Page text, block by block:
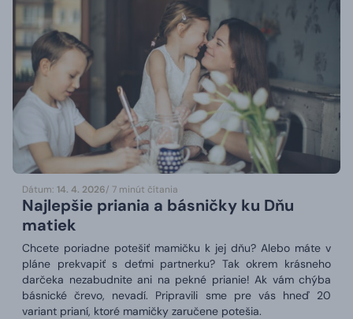
Dátum: 14. 4. 2026/ 7 minút čítania
Najlepšie priania a básničky ku Dňu
matiek
Chcete poriadne potešiť mamičku k jej dňu? Alebo máte v
pláne prekvapiť s deťmi partnerku? Tak okrem krásneho
darčeka nezabudnite ani na pekné prianie! Ak vám chýba
básnické črevo, nevadí. Pripravili sme pre vás hneď 20
variant prianí, ktoré mamičky zaručene potešia.